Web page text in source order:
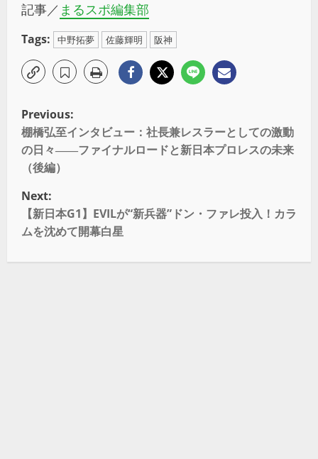
記事／ まるスポ編集部
Tags: 中野拓夢 佐藤輝明 阪神
Previous:
棚橋弘至インタビュー：社長兼レスラーとしての激動
の日々――ファイナルロードと新日本プロレスの未来
（後編）
Next:
【新日本G1】EVILが“新兵器”ドン・ファレ投入！カラ
ムを沈めて開幕白星